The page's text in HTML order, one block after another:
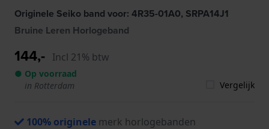
Originele Seiko band voor: 4R35-01A0, SRPA14J1
Bruine Leren Horlogeband
144,- Incl 21% btw
● Op voorraad
in Rotterdam
Vergelijk
100% originele merk horlogebanden